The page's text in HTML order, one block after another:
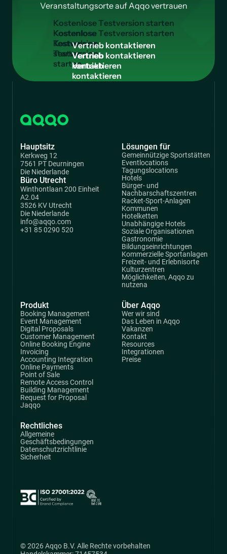
Veranstaltungsorte auf Aqqo vertrauen
KostenloseTestversion starten
Kostenlose
Testversion
starten
Vertrieb kontaktieren
Vertrieb
kontaktieren
Hauptsitz
Kerkweg 12
7561 PT Deurningen
Die Niederlande
Büro Utrecht
Winthontlaan 200 Einheit
A2.04
3526 KV Utrecht
Die Niederlande
info@aqqo.com
+31 85 0290 520
Produkt
Booking Management
Event Management
Digital Proposals
Customer Management
Online Booking Engine
Invoicing
Accounting Integration
Online Payments
Point of Sale
Remote Access Control
Building Management
Request for Proposal
Jaqqo
Lösungen für
Gemeinnützige Sportstätten
Eventlocations
Tagungslocations
Hotels
Bürger- und
Nachbarschaftszentren
Racket-Sport-Anlagen
Kommunen
Hotelketten
Unabhängige Hotels
Soziale Organisationen
Gastronomie
Bildungseinrichtungen
Kommerzielle Sportanlagen
Freizeit- und Erlebnisorte
Kulturzentren
Möglichkeiten, Aqqo zu
nutzena
Über Aqqo
Wer wir sind
Das Leben in Aqqo
Vakanzen
Kontakt
Resources
Integrationen
Preise
Rechtliches
Allgemeine
Geschäftsbedingungen
Datenschutzrichtlinie
Sicherheit
© 2026 Aqqo B.V. Alle Rechte vorbehalten